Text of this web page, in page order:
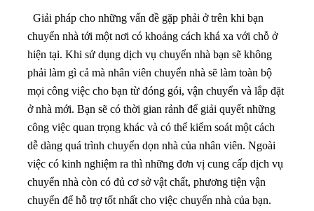
Giải pháp cho những vấn đề gặp phải ở trên khi bạn
chuyển nhà tới một nơi có khoảng cách khá xa với chỗ ở
hiện tại. Khi sử dụng dịch vụ chuyển nhà bạn sẽ không
phải làm gì cả mà nhân viên chuyển nhà sẽ làm toàn bộ
mọi công việc cho bạn từ đóng gói, vận chuyển và lắp đặt
ở nhà mới. Bạn sẽ có thời gian rảnh để giải quyết những
công việc quan trọng khác và có thể kiểm soát một cách
dễ dàng quá trình chuyển dọn nhà của nhân viên. Ngoài
việc có kinh nghiệm ra thì những đơn vị cung cấp dịch vụ
chuyển nhà còn có đủ cơ sở vật chất, phương tiện vận
chuyển để hỗ trợ tốt nhất cho việc chuyển nhà của bạn.